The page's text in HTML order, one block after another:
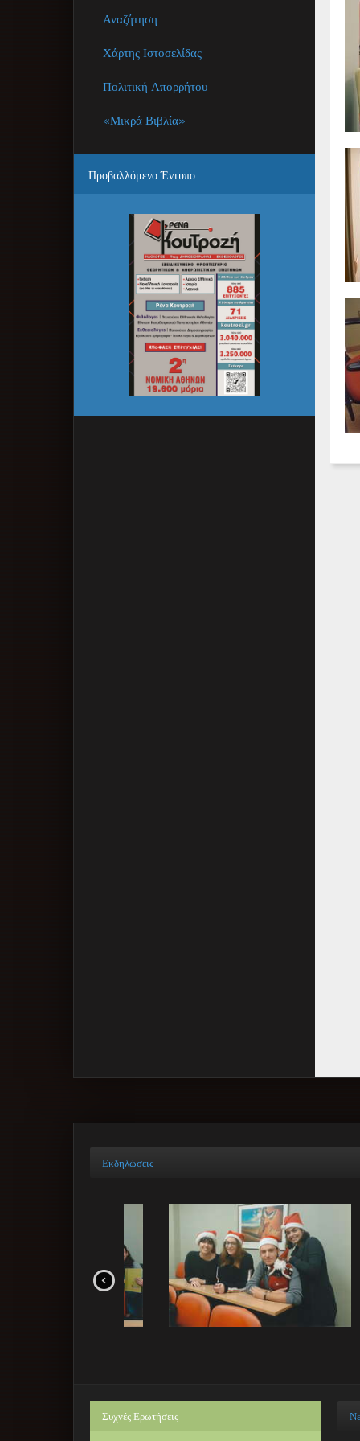
Αναζήτηση
Χάρτης Ιστοσελίδας
Πολιτική Απορρήτου
«Μικρά Βιβλία»
ΠροβαλλόμενοΈντυπο
Εκδηλώσεις
Συχνές Ερωτήσεις